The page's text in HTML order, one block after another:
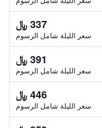
337 ﷼
سعر الليلة شامل الرسوم
391 ﷼
سعر الليلة شامل الرسوم
446 ﷼
سعر الليلة شامل الرسوم